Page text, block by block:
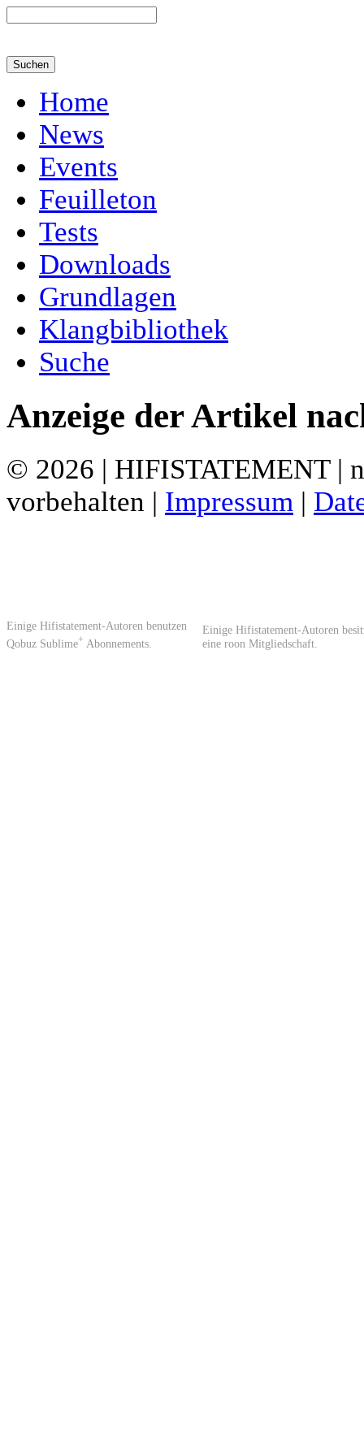
Home
News
Events
Feuilleton
Tests
Downloads
Grundlagen
Klangbibliothek
Suche
Anzeige der Artikel
© 2026 | HIFISTATEMENT |
vorbehalten | Impressum |
Einige Hifistatement-Autoren benutzen
Qobuz Sublime+ Abonnements.
Einige Hifistatement-Autoren
eine roon Mitgliedschaft.